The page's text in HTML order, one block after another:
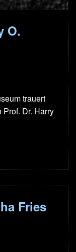
O.
trauert
Dr. Harry
Fries